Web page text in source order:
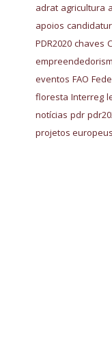
adrat agricultura
apoios
PDR2020 chaves
eventos FAO
floresta Interreg
notícias pdr
projetos europeus